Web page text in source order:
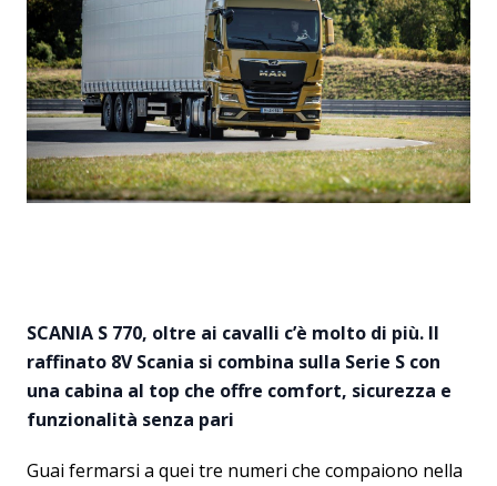
SCANIA S 770, oltre ai cavalli c’è molto di più. Il
raffinato 8V Scania si combina sulla Serie S con
una cabina al top che offre comfort, sicurezza e
funzionalità senza pari
Guai fermarsi a quei tre numeri che compaiono nella